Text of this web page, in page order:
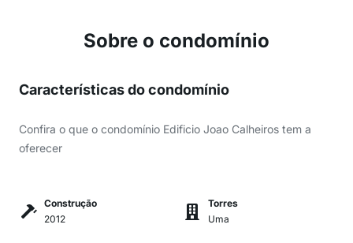
Sobre o condomínio
Características do condomínio
Confira o que o condomínio Edificio Joao Calheiros tem a
oferecer
Construção
2012
Torres
Uma